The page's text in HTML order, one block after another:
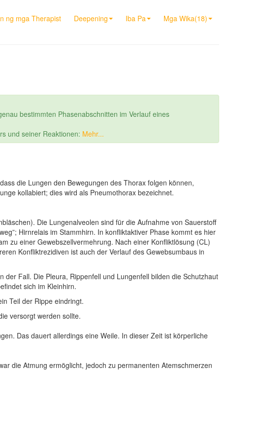
ng mga Therapist Deepening Iba Pa Mga Wika(18)
bestimmten Phasenabschnitten im Verlauf eines
und seiner Reaktionen: Mehr...
die Lungen den Bewegungen des Thorax folgen können,
kollabiert; dies wird als Pneumothorax bezeichnet.
Die Lungenalveolen sind für die Aufnahme von Sauerstoff
Hirnrelais im Stammhirn. In konfliktaktiver Phase kommt es hier
zu einer Gewebszellvermehrung. Nach einer Konfliktlösung (CL)
Konfliktrezidiven ist auch der Verlauf des Gewebsumbaus in
Fall. Die Pleura, Rippenfell und Lungenfell bilden die Schutzhaut
sich im Kleinhirn.
Teil der Rippe eindringt.
versorgt werden sollte.
Das dauert allerdings eine Weile. In dieser Zeit ist körperliche
die Atmung ermöglicht, jedoch zu permanenten Atemschmerzen